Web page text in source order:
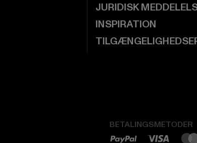
JURIDISK
INSPIRATION
BETALINGSMETODER